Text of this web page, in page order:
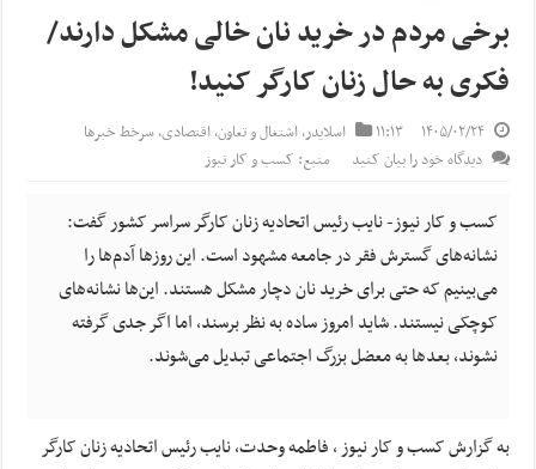
برخی مردم در خرید نان خالی مشکل دارند/
فکری به حال زنان کارگر کنید!
۱۴۰۵/۰۲/۲۴ ۱۱:۱۳ اسلایدر,اشتغال و تعاون,اقتصادی,سرخط خبرها
دیدگاه خود را بیان کنید
منبع: کسب و کار نیوز
کسب و کار نیوز- نایب رئیس اتحادیه زنان کارگر سراسر کشور گفت:
نشانه‌های گسترش فقر در جامعه مشهود است. این روزها آدم‌ها را
می‌بینیم که حتی برای خرید نان دچار مشکل هستند. این‌ها نشانه‌های
کوچکی نیستند. شاید امروز ساده به نظر برسند، اما اگر جدی گرفته
نشوند، بعدها به معضل بزرگ اجتماعی تبدیل می‌شوند.
به گزارش کسب و کار نیوز ، فاطمه وحدت، نایب رئیس اتحادیه زنان کارگر